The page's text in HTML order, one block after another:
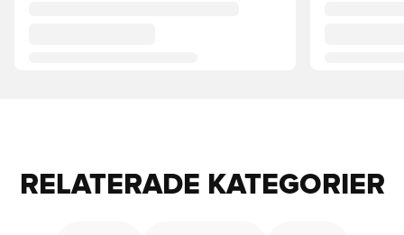
RELATERADE KATEGORIER